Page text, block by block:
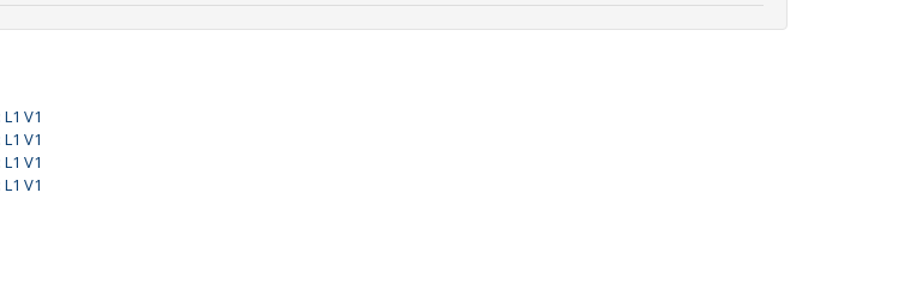
V1
V1
V1
V1